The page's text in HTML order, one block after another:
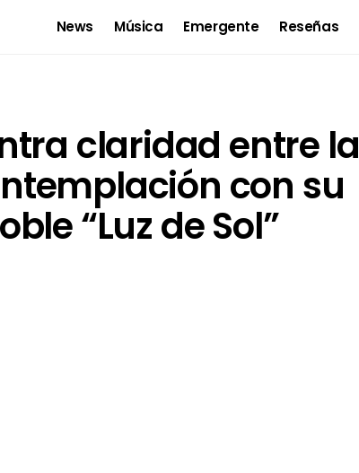
News Música Emergente Reseñas
claridad entre la
con su
“Luz de Sol”